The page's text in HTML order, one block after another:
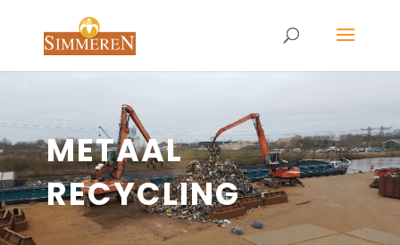
METAAL
RECYCLING